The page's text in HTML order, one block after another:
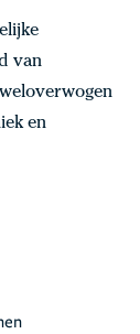
van
en